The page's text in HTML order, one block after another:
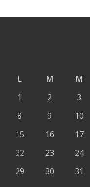
L
M M
1
2 3
8
9 10
15
16 17
22
23 24
29
30 31